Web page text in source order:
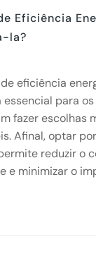
Eficiência
la?
eficiência
para
fazer escolhas
Afinal, optar
reduzir o
e minimizar o